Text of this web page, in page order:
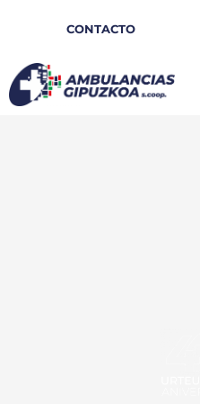
contenido
CONTACTO